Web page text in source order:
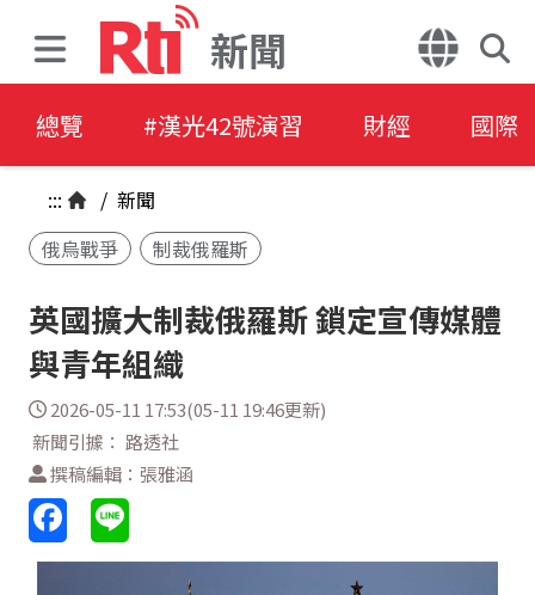
新聞
總覽 #漢光42號演習 財經 國際
::: / 新聞
俄烏戰爭
制裁俄羅斯
英國擴大制裁俄羅斯 鎖定宣傳媒體
與青年組織
2026-05-11 17:53(05-11 19:46更新)
新聞引據： 路透社
撰稿編輯：張雅涵